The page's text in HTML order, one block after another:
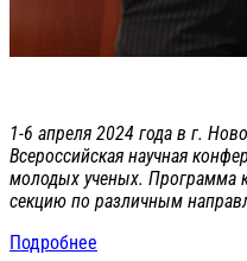
1-6 апреля 2024 года в г.
Всероссийская научная
молодых ученых. Программа
секцию по различным
Подробнее